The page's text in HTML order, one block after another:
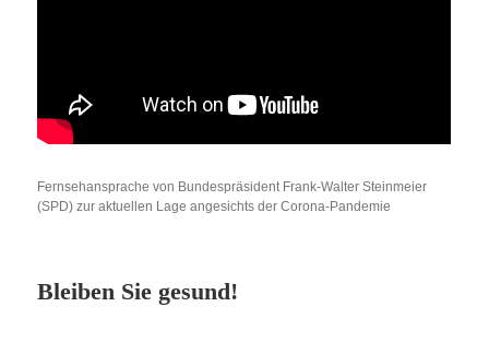
Fernsehansprache von Bundespräsident Frank-Walter Steinmeier
(SPD) zur aktuellen Lage angesichts der Corona-Pandemie
Bleiben Sie gesund!